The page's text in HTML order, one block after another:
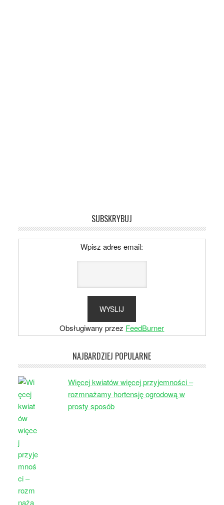
SUBSKRYBUJ
Wpisz adres email:
Obsługiwany przez FeedBurner
NAJBARDZIEJ POPULARNE
Więcej kwiatów więcej przyjemności –
rozmnażamy hortensję ogrodową w
prosty sposób